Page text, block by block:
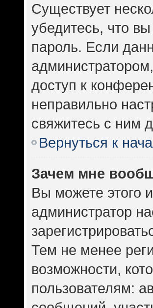
Существует
убедитесь, что
пароль. Если
доступ к
неправильно
свяжитесь с ним
Вернуться к
Зачем мне
Вы можете этого
администратор
Тем не менее
возможности,
пользователям: